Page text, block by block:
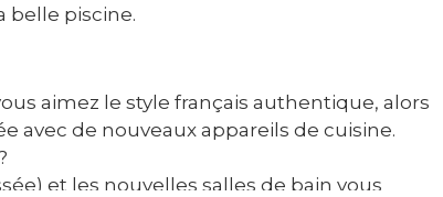
belle piscine.
aimez le style français authentique, alors
avec de nouveaux appareils de cuisine.
et les nouvelles salles de bain vous